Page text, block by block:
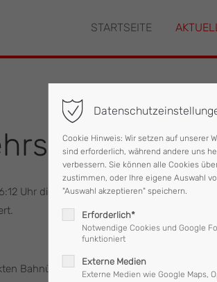
Der Eintrag "offcanvas-col2" existiert
STARTSEITE
mit
Uhr die Feuerwehr Mattighofen
Bahnübergang in Furth ist ein
Cookie Hinweis: Wir setzen auf unserer
sind erforderlich, während andere uns
verbessern. Sie können alle Cookies
zustimmen, oder Ihre eigene Auswahl
"Auswahl akzeptieren" speichern.
Erforderlich*
Notwendige Cookies und Google
funktioniert
Externe Medien
Externe Medien wie Google Maps,